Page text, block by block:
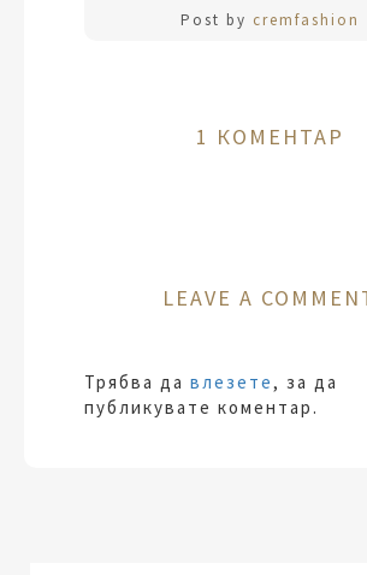
Post by cremfashion
1 КОМЕНТАР
LEAVE A
Трябва да влезете , за да
публикувате коментар.